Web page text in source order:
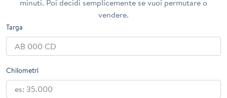
minuti. Poi decidi semplicemente se vuoi permutare o
vendere.
Targa
Chilometri